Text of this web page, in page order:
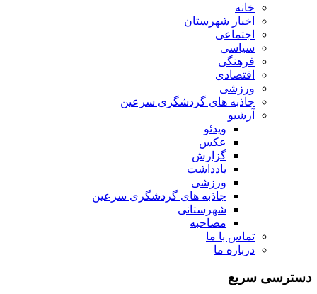
خانه
اخبار شهرستان
اجتماعی
سیاسی
فرهنگی
اقتصادی
ورزشی
جاذبه های گردشگری سرعین
آرشیو
ویدئو
عکس
گزارش
یادداشت
ورزشی
جاذبه های گردشگری سرعین
شهرستانی
مصاحبه
تماس با ما
درباره ما
دسترسی سریع